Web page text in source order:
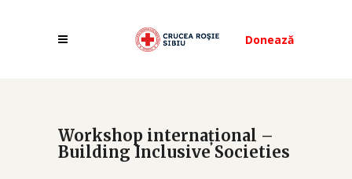
Donează
Workshop internațional –
Building Inclusive Societies